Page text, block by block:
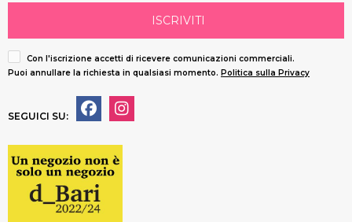
ISCRIVITI
Con l'iscrizione accetti di ricevere comunicazioni commerciali.
Puoi annullare la richiesta in qualsiasi momento. Politica sulla Privacy
SEGUICI SU: